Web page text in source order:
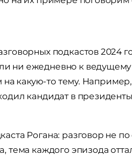
подкастов 2024
ли ни ежедневно к
на какую-то тему.
кандидат в
Рогана: разговор не
каждого эпизода